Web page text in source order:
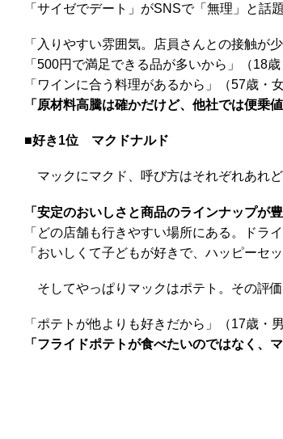
「サイゼでデート」がSNSで「無理」と話
「入りやすい雰囲気。店員さんとの接触が
「500円で満足できる品が多いから」（18歳
「ワインに合う料理があるから」（57歳・女
「原材料高騰は確かだけど、他社では便乗
■好き1位 マクドナルド
マックにマクド、呼び方はそれぞれあれ
「安定のおいしさと商品のラインナップが
「どの店舗も行きやすい場所にある。ドラ
「おいしくて子どもが好きで、ハッピーセ
そしてやっぱりマックはポテト。その評価
「ポテトが他よりも好きだから」（17歳・男
「フライドポテトが食べたいのではなく、